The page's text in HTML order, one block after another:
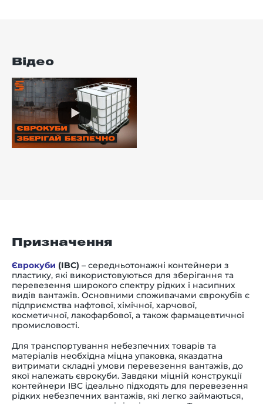
Відео
Призначення
Єврокуби (IBC) – середньотонажні контейнери з
пластику, які використовуються для зберігання та
перевезення широкого спектру рідких і насипних
видів вантажів. Основними споживачами єврокубів є
підприємства нафтової, хімічної, харчової,
косметичної, лакофарбової, а також фармацевтичної
промисловості.
Для транспортування небезпечних товарів та
матеріалів необхідна міцна упаковка, яказдатна
витримати складні умови перевезення вантажів, до
якої належать єврокуби. Завдяки міцній конструкції
контейнери IBC ідеально підходять для перевезення
рідких небезпечних вантажів, які легко займаються,